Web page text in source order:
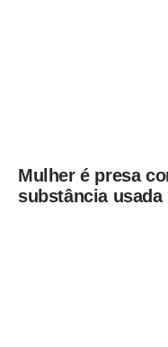
Mulher é presa
substância